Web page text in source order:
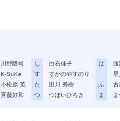
川野隆司
K-SuKe
小松原 英
斉藤好和
し
白石佳子
す
すがのやすのり
た
田川 秀樹
つ
つぼいひろき
は
早
ふ
古
ま